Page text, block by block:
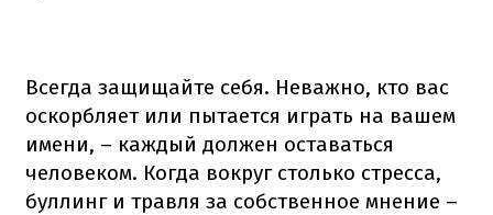
Всегда защищайте себя. Неважно, кто вас
оскорбляет или пытается играть на вашем
имени, – каждый должен оставаться
человеком. Когда вокруг столько стресса,
буллинг и травля за собственное мнение –